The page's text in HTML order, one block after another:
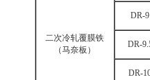
二次冷轧覆膜铁
（马奈板）
DR-
DR-
DR-